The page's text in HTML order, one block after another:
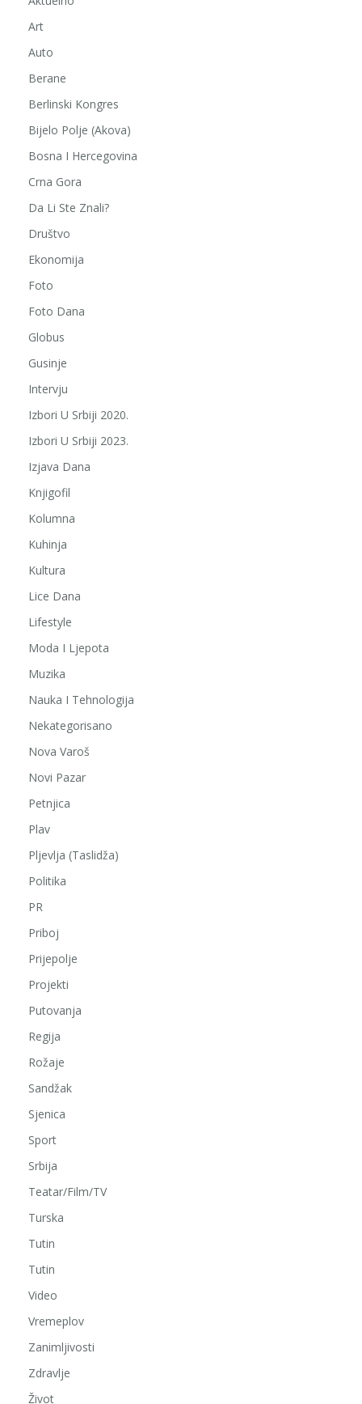
Art
Auto
Berane
Berlinski Kongres
Bijelo Polje (Akova)
Bosna I Hercegovina
Crna Gora
Da Li Ste Znali?
Društvo
Ekonomija
Foto
Foto Dana
Globus
Gusinje
Intervju
Izbori U Srbiji 2020.
Izbori U Srbiji 2023.
Izjava Dana
Knjigofil
Kolumna
Kuhinja
Kultura
Lice Dana
Lifestyle
Moda I Ljepota
Muzika
Nauka I Tehnologija
Nekategorisano
Nova Varoš
Novi Pazar
Petnjica
Plav
Pljevlja (Taslidža)
Politika
PR
Priboj
Prijepolje
Projekti
Putovanja
Regija
Rožaje
Sandžak
Sjenica
Sport
Srbija
Teatar/Film/TV
Turska
Tutin
Tutin
Video
Vremeplov
Zanimljivosti
Zdravlje
Život